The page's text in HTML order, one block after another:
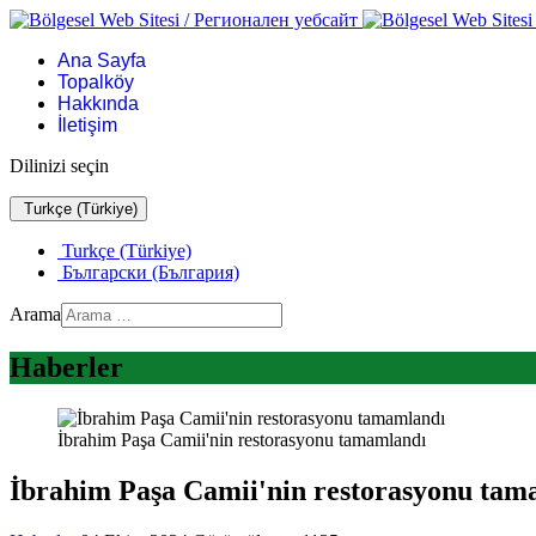
Ana Sayfa
Topalköy
Hakkında
İletişim
Dilinizi seçin
Turkçe (Türkiye)
Turkçe (Türkiye)
Български (България)
Arama
Haberler
İbrahim Paşa Camii'nin restorasyonu tamamlandı
İbrahim Paşa Camii'nin restorasyonu